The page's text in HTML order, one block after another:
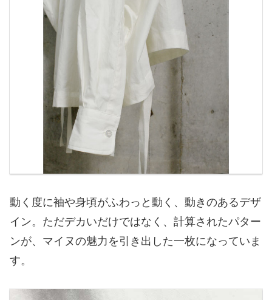
動く度に袖や身頃がふわっと動く、動きのあるデザ
イン。ただデカいだけではなく、計算されたパター
ンが、マイヌの魅力を引き出した一枚になっていま
す。